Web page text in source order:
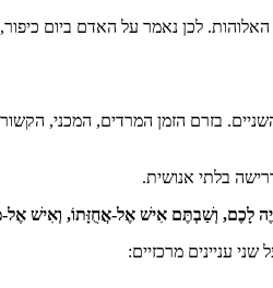
לכן נאמר על האדם ביום
בזרם הזמן המרדים, המכני,
בלתי אנושית.
לָכֶם, וְשַׁבְתֶּם אִישׁ אֶל-אֲחֻזָּתוֹ, וְאִישׁ
עניינים מרכזיים: